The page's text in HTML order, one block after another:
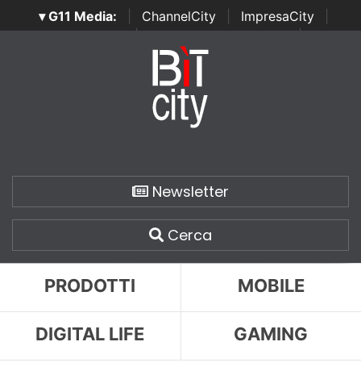
▾ G11 Media: ChannelCity ImpresaCity
SecurityOpenLab | Italian Channel Awards | Italian
Italian Security Awards
Newsletter
Cerca
PRODOTTI MOBILE
DIGITAL LIFE GAMING